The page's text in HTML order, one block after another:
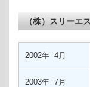
（株）スリーエ
2002年 4月
2003年 7月